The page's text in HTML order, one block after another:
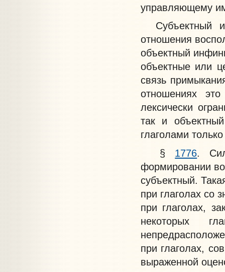
управляющему
Субъектный
отношения
объектный
объектные или
связь
отношениях
лексически
так и
глаголами
§ 1776.
формировании
субъектный.
при глаголах со
при глаголах,
некоторых
при глаголах,
выраженной